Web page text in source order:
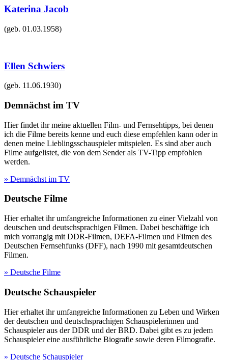
Katerina Jacob
(geb. 01.03.1958)
Ellen Schwiers
(geb. 11.06.1930)
Demnächst im TV
Hier findet ihr meine aktuellen Film- und Fernsehtipps, bei denen
ich die Filme bereits kenne und euch diese empfehlen kann oder in
denen meine Lieblingsschauspieler mitspielen. Es sind aber auch
Filme aufgelistet, die von dem Sender als TV-Tipp empfohlen
werden.
» Demnächst im TV
Deutsche Filme
Hier erhaltet ihr umfangreiche Informationen zu einer Vielzahl von
deutschen und deutschsprachigen Filmen. Dabei beschäftige ich
mich vorrangig mit DDR-Filmen, DEFA-Filmen und Filmen des
Deutschen Fernsehfunks (DFF), nach 1990 mit gesamtdeutschen
Filmen.
» Deutsche Filme
Deutsche Schauspieler
Hier erhaltet ihr umfangreiche Informationen zu Leben und Wirken
der deutschen und deutschsprachigen Schauspielerinnen und
Schauspieler aus der DDR und der BRD. Dabei gibt es zu jedem
Schauspieler eine ausführliche Biografie sowie deren Filmografie.
» Deutsche Schauspieler